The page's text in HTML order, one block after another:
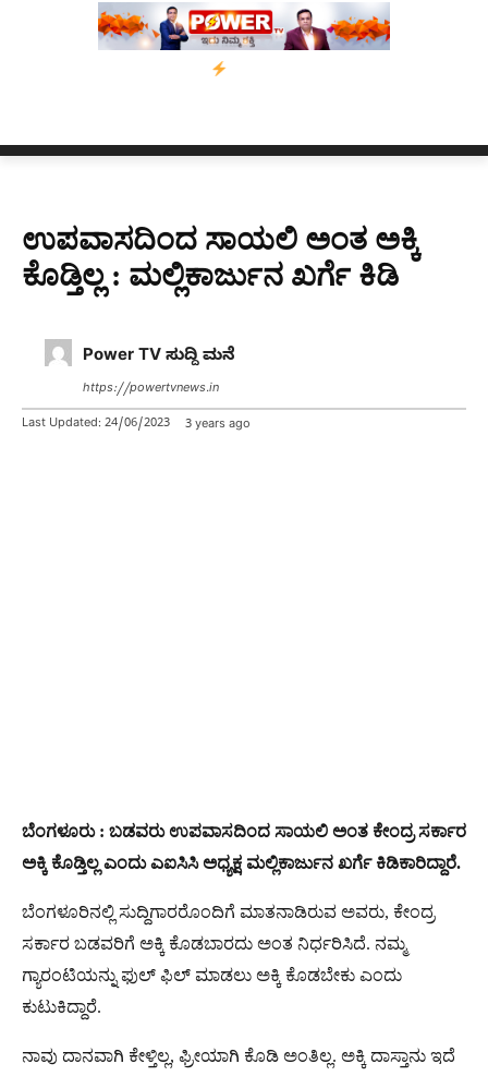
ನ್ಯೂಸ್ ಕಾರ್ಪ್‌ಗೆ ಎಐಯಿಂದ ಸಂಕಷ್ಟ: ಆಸ್ಟ್ರೇಲಿಯಾದಲ್ಲಿ
ಉಪವಾಸದಿಂದ ಸಾಯಲಿ ಅಂತ ಅಕ್ಕಿ
ಕೊಡ್ತಿಲ್ಲ : ಮಲ್ಲಿಕಾರ್ಜುನ ಖರ್ಗೆ ಕಿಡಿ
Power TV ಸುದ್ದಿ ಮನೆ
https://powertvnews.in
Last Updated: 24/06/2023 3 years ago
ಬೆಂಗಳೂರು : ಬಡವರು ಉಪವಾಸದಿಂದ ಸಾಯಲಿ ಅಂತ ಕೇಂದ್ರ ಸರ್ಕಾರ
ಅಕ್ಕಿ ಕೊಡ್ತಿಲ್ಲ ಎಂದು ಎಐಸಿಸಿ ಅಧ್ಯಕ್ಷ ಮಲ್ಲಿಕಾರ್ಜುನ ಖರ್ಗೆ ಕಿಡಿಕಾರಿದ್ದಾರೆ.
ಬೆಂಗಳೂರಿನಲ್ಲಿ ಸುದ್ದಿಗಾರರೊಂದಿಗೆ ಮಾತನಾಡಿರುವ ಅವರು, ಕೇಂದ್ರ
ಸರ್ಕಾರ ಬಡವರಿಗೆ ಅಕ್ಕಿ ಕೊಡಬಾರದು ಅಂತ ನಿರ್ಧರಿಸಿದೆ. ನಮ್ಮ
ಗ್ಯಾರಂಟಿಯನ್ನು ಫುಲ್ ಫಿಲ್ ಮಾಡಲು ಅಕ್ಕಿ ಕೊಡಬೇಕು ಎಂದು
ಕುಟುಕಿದ್ದಾರೆ.
ನಾವು ದಾನವಾಗಿ ಕೇಳ್ತಿಲ್ಲ, ಫ್ರೀಯಾಗಿ ಕೊಡಿ ಅಂತಿಲ್ಲ. ಅಕ್ಕಿ ದಾಸ್ತಾನು ಇದೆ